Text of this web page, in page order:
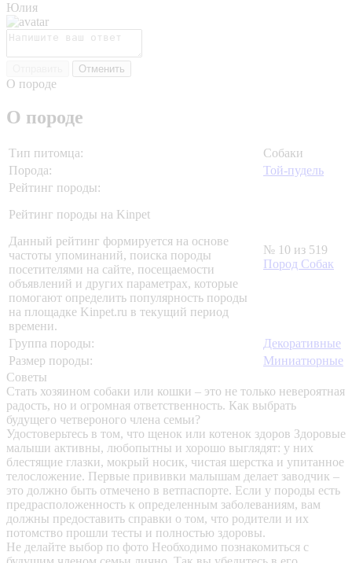
Юлия
Отменить
О породе
О породе
Тип питомца:
Собаки
Порода:
Той-пудель
Рейтинг породы:
Рейтинг породы на Kinpet
Данный рейтинг формируется на основе
частоты упоминаний, поиска породы
посетителями на сайте, посещаемости
объявлений и других параметрах, которые
помогают определить популярность породы
на площадке Kinpet.ru в текущий период
времени.
№ 10 из 519
Пород Собак
Группа породы:
Декоративные
Размер породы:
Миниатюрные
Советы
Стать хозяином собаки или кошки – это не только невероятная
радость, но и огромная ответственность. Как выбрать
будущего четвероного члена семьи?
Удостоверьтесь в том, что щенок или котенок здоров Здоровые
малыши активны, любопытны и хорошо выглядят: у них
блестящие глазки, мокрый носик, чистая шерстка и упитанное
телосложение. Первые прививки малышам делает заводчик –
это должно быть отмечено в ветпаспорте. Если у породы есть
предрасположенность к определенным заболеваниям, вам
должны предоставить справки о том, что родители и их
потомство прошли тесты и полностью здоровы.
Не делайте выбор по фото Необходимо познакомиться с